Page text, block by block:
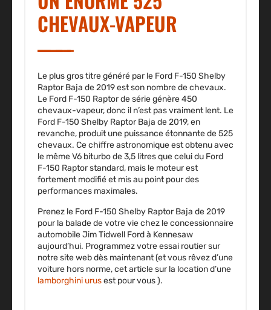
CHEVAUX-VAPEUR
Le plus gros titre généré par le Ford F-150 Shelby
Raptor Baja de 2019 est son nombre de chevaux.
Le Ford F-150 Raptor de série génère 450
chevaux-vapeur, donc il n’est pas vraiment lent. Le
Ford F-150 Shelby Raptor Baja de 2019, en
revanche, produit une puissance étonnante de 525
chevaux. Ce chiffre astronomique est obtenu avec
le même V6 biturbo de 3,5 litres que celui du Ford
F-150 Raptor standard, mais le moteur est
fortement modifié et mis au point pour des
performances maximales.
Prenez le Ford F-150 Shelby Raptor Baja de 2019
pour la balade de votre vie chez le concessionnaire
automobile Jim Tidwell Ford à Kennesaw
aujourd’hui. Programmez votre essai routier sur
notre site web dès maintenant (et vous rêvez d’une
voiture hors norme, cet article sur la location d’une
lamborghini urusest pour vous ).